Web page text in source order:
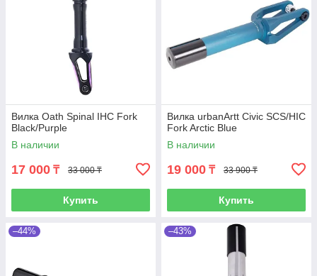
Вилка Oath Spinal IHC Fork
Black/Purple
В наличии
17 000 ₸ 33 000 ₸
Купить
Вилка urbanArtt Civic SCS/HIC
Fork Arctic Blue
В наличии
19 000 ₸ 33 900 ₸
Купить
–44% –43%